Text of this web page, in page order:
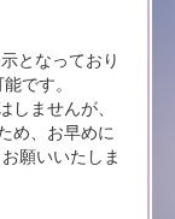
となっており
です。
ませんが、
め、お早めに
願いいたしま